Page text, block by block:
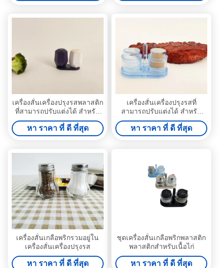
เครื่องสั่นเครื่องปรุงรสพลาสติก
ที่สามารถปรับแต่งได้ สําหรับ
ใช้ในครัวและภายนอก
หา ราคา ที่ ดี ที่สุด
เครื่องสั่นเครื่องปรุงรสที่
สามารถปรับแต่งได้ สําหรับ
ครัวหรือบาร์บีคิว
หา ราคา ที่ ดี ที่สุด
เครื่องสั่นเกลือพริกรวมอยู่ใน
เครื่องสั่นเครื่องปรุงรส
หา ราคา ที่ ดี ที่สุด
ชุดเครื่องสั่นเกลือพริกพลาสติก
พลาสติกสําหรับเนื้อไก่
หา ราคา ที่ ดี ที่สุด